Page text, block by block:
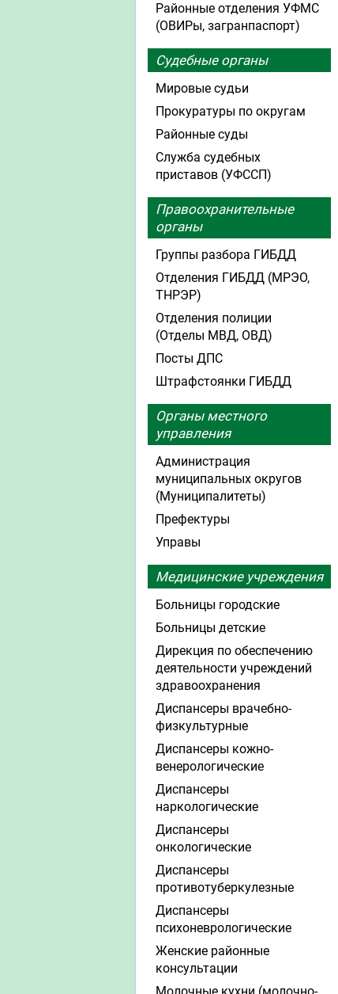
Районные отделения УФМС
(ОВИРы, загранпаспорт)
Судебные органы
Мировые судьи
Прокуратуры по округам
Районные суды
Служба судебных
приставов (УФССП)
Правоохранительные
органы
Группы разбора ГИБДД
Отделения ГИБДД (МРЭО,
ТНРЭР)
Отделения полиции
(Отделы МВД, ОВД)
Посты ДПС
Штрафстоянки ГИБДД
Органы местного
управления
Администрация
муниципальных округов
(Муниципалитеты)
Префектуры
Управы
Медицинские учреждения
Больницы городские
Больницы детские
Дирекция по обеспечению
деятельности учреждений
здравоохранения
Диспансеры врачебно-
физкультурные
Диспансеры кожно-
венерологические
Диспансеры
наркологические
Диспансеры
онкологические
Диспансеры
противотуберкулезные
Диспансеры
психоневрологические
Женские районные
консультации